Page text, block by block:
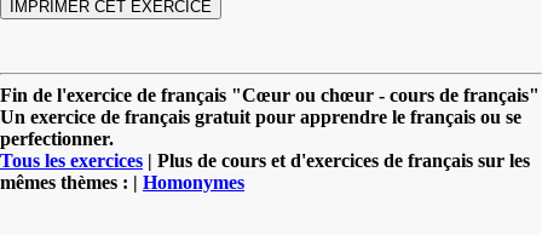
Fin de l'exercice de français "Cœur ou chœur - cours de français"
Un exercice de français gratuit pour apprendre le français ou se
perfectionner.
Tous les exercices | Plus de cours et d'exercices de français sur les
mêmes thèmes : | Homonymes